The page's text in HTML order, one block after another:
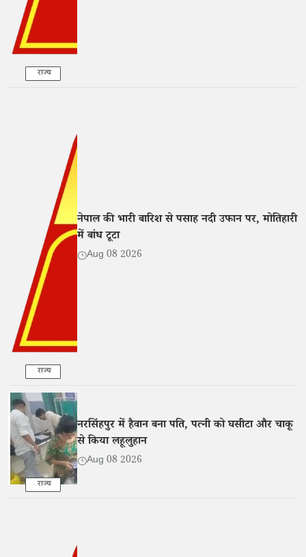
राज्य
राज्य
नेपाल की भारी बारिश से पसाह नदी उफान पर, मोतिहारी
में बांध टूटा
Aug 08 2026
राज्य
नरसिंहपुर में हैवान बना पति, पत्नी को घसीटा और चाकू
से किया लहूलुहान
Aug 08 2026